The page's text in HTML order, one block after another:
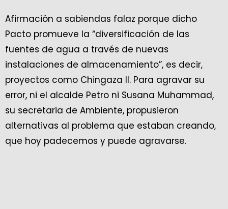
Afirmación a sabiendas falaz porque dicho
Pacto promueve la “diversificación de las
fuentes de agua a través de nuevas
instalaciones de almacenamiento”, es decir,
proyectos como Chingaza II. Para agravar su
error, ni el alcalde Petro ni Susana Muhammad,
su secretaria de Ambiente, propusieron
alternativas al problema que estaban creando,
que hoy padecemos y puede agravarse.